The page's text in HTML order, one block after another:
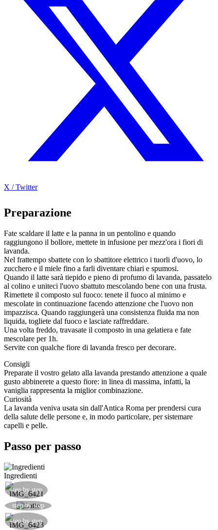
X / Twitter
Preparazione
Fate scaldare il latte e la panna in un pentolino e quando
raggiungono il bollore, mettete in infusione per mezz'ora i fiori di
lavanda.
Nel frattempo sbattete con lo sbattitore elettrico i tuorli d'uovo, lo
zucchero e il miele fino a farli diventare chiari e spumosi.
Quando il latte sarà tiepido e pieno di profumo di lavanda, passatelo
al colino e uniteci l'uovo sbattuto mescolando bene con una frusta.
Rimettete il composto sul fuoco: tenete il fuoco al minimo e
mescolate in continuazione facendo attenzione che l'uovo non
impazzisca. Quando raggiungerà una consistenza fluida ma non
liquida, togliete dal fuoco e lasciate raffreddare.
Una volta freddo, travasate il composto in una gelatiera e fate
mescolare per 1h.
Servite con qualche fiore di lavanda fresco per decorare.
Consigli
Preparate il vostro gelato alla lavanda prestando attenzione a quale
gusto abbinerete a questo fiore: in linea di massima, infatti, la
vaniglia rappresenta la miglior combinazione.
Curiosità
La lavanda veniva usata sin dall'Antica Roma per prendersi cura
della salute delle persone e, in modo particolare, per sistemare
capelli e pelle.
Passo per passo
Ingredienti
step by step
step by step
step by step